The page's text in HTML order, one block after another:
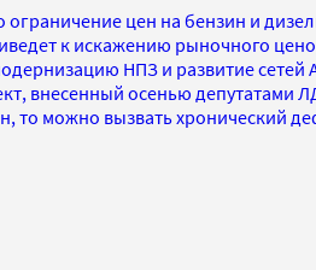
цен на бензин и
к искажению рыночного
НПЗ и развитие сетей
внесенный осенью депутатами
то можно вызвать хронический